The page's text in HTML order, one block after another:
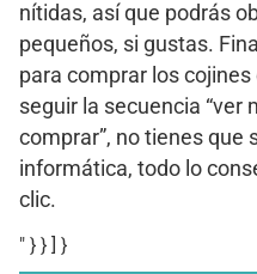
nítidas, así que podrás
pequeños, si gustas.
para comprar los
seguir la secuencia “ver
comprar”, no tienes que
informática, todo lo
clic.
" } } ] }